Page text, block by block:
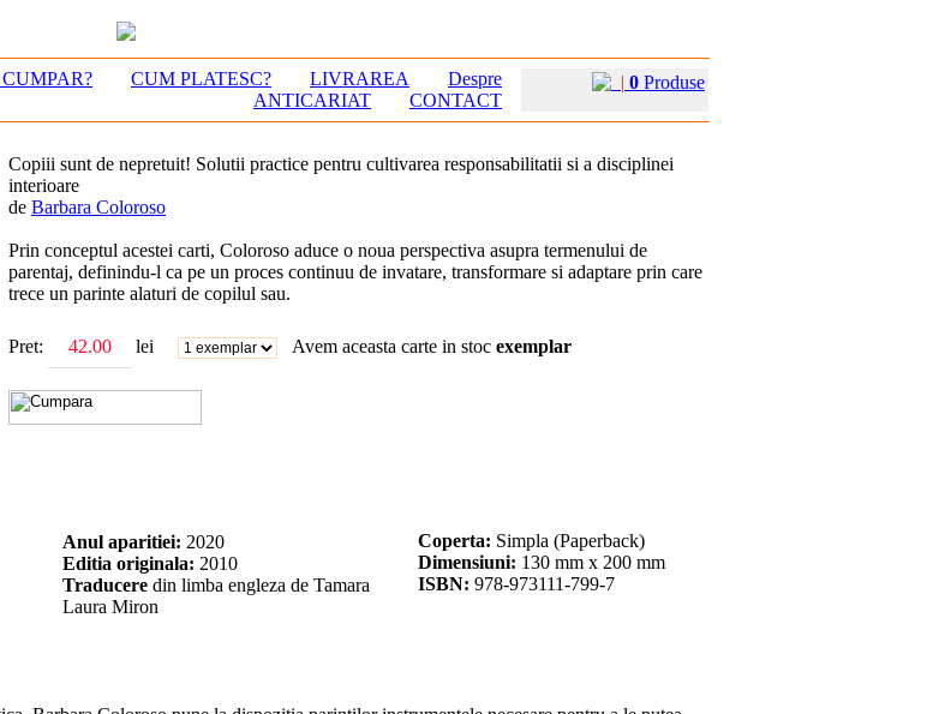
CUM PLATESC? LIVRAREA
Despre
ANTICARIAT
CONTACT
| 0 Produse
Copiii sunt de nepretuit! Solutii practice pentru cultivarea responsabilitatii si a disciplinei
interioare
de Barbara Coloroso
Prin conceptul acestei carti, Coloroso aduce o noua perspectiva asupra termenului de
parentaj, definindu-l ca pe un proces continuu de invatare, transformare si adaptare prin care
trece un parinte alaturi de copilul sau.
Pret: lei Avem aceasta carte in stoc exemplar
Anul aparitiei: 2020
Editia originala: 2010
Traducere din limba engleza de Tamara
Laura Miron
Coperta: Simpla (Paperback)
Dimensiuni: 130 mm x 200 mm
ISBN: 978-973111-799-7